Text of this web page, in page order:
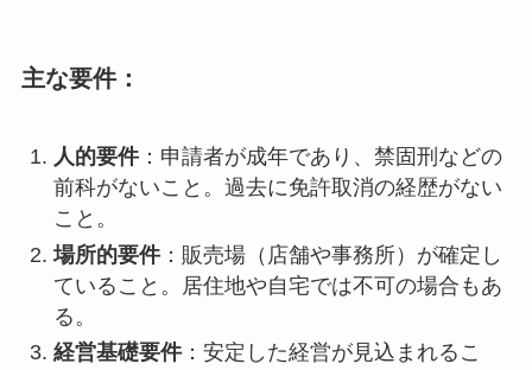
主な要件：
人的要件：申請者が成年であり、禁固刑などの
前科がないこと。過去に免許取消の経歴がない
こと。
場所的要件：販売場（店舗や事務所）が確定し
ていること。居住地や自宅では不可の場合もあ
る。
経営基礎要件：安定した経営が見込まれるこ